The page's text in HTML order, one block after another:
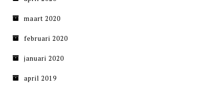
maart 2020
februari 2020
januari 2020
april 2019